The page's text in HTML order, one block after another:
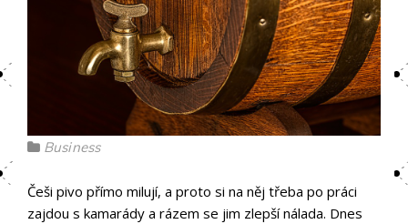
Business
Češi pivo přímo milují, a proto si na něj třeba po práci
zajdou s kamarády a rázem se jim zlepší nálada. Dnes